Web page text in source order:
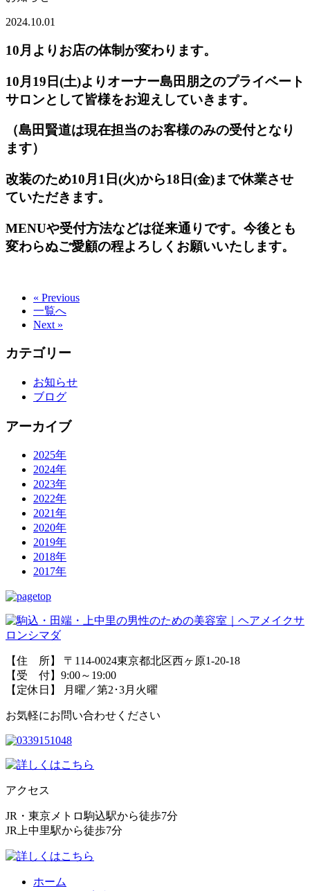
2024.10.01
10月よりお店の体制が変わります。
10月19日(土)よりオーナー島田朋之のプライベート
サロンとして皆様をお迎えしていきます。
（島田賢道は現在担当のお客様のみの受付となり
ます）
改装のため10月1日(火)から18日(金)まで休業させ
ていただきます。
MENUや受付方法などは従来通りです。 今後とも
変わらぬご愛顧の程よろしくお願いいたします。
« Previous
一覧へ
Next »
カテゴリー
お知らせ
ブログ
アーカイブ
2025年
2024年
2023年
2022年
2021年
2020年
2019年
2018年
2017年
【住 所】 〒114-0024東京都北区西ヶ原1-20-18
【受 付】9:00～19:00
【定休日】 月曜／第2･3月火曜
お気軽にお問い合わせください
アクセス
JR・東京メトロ駒込駅から徒歩7分
JR上中里駅から徒歩7分
ホーム